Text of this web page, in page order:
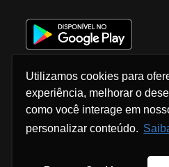
Utilizamos cookies para
experiência, melhorar o
como você interage em
personalizar conteúdo.
Política de Privacidade